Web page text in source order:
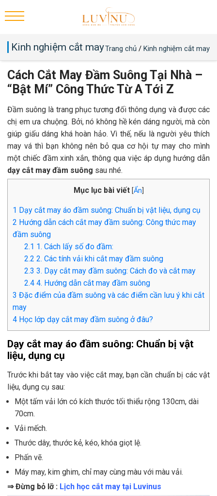
Kinh nghiệm cắt mayTrang chủ / Kinh nghiệm cắt may
Cách Cắt May Đầm Suông Tại Nhà –
“Bật Mí” Công Thức Từ A Tới Z
Đầm suông là trang phục tương đối thông dụng và được các
chị em ưa chuộng. Bởi, nó không hề kén dáng người, mà còn
giúp giấu dáng khá hoàn hảo. Vì thế, nếu là người yêu thích
may vá thì bạn không nên bỏ qua cơ hội tự may cho mình
một chiếc đầm xinh xắn, thông qua việc áp dụng hướng dẫn
dạy cắt may đầm suông sau nhé.
Mục lục bài viết [Ẩn
1 Dạy cắt may áo đầm suông: Chuẩn bị vật liệu, dụng cụ
2 Hướng dẫn cách cắt may đầm suông: Công thức may
đầm suông
2.1 1. Cách lấy số đo đầm:
2.2 2. Các tính vải khi cắt may đầm suông
2.3 3. Dạy cắt may đầm suông: Cách đo và cắt may
2.4 4. Hướng dẫn cắt may đầm suông
3 Đặc điểm của đầm suông và các điểm cần lưu ý khi cắt
may
4 Học lớp dạy cắt may đầm suông ở đâu?
Dạy cắt may áo đầm suông: Chuẩn bị vật
liệu, dụng cụ
Trước khi bắt tay vào việc cắt may, bạn cần chuẩn bị các vật
liệu, dụng cụ sau:
Một tấm vải lớn có kích thước tối thiểu rộng 130cm, dài
70cm.
Vải mếch.
Thước dây, thước kẻ, kéo, khóa giọt lệ.
Phấn vẽ.
Máy may, kim ghim, chỉ may cùng màu với màu vải.
⇒ Đừng bỏ lỡ : Lịch học cắt may tại Luvinus